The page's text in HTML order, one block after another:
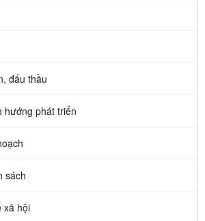
đấu thầu
hướng phát triển
sách
xã hội